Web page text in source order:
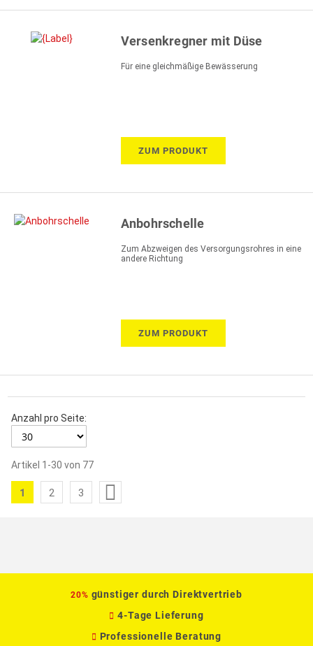
Versenkregner mit Düse
Für eine gleichmäßige Bewässerung
ZUM PRODUKT
Anbohrschelle
Zum Abzweigen des Versorgungsrohres in eine
andere Richtung
ZUM PRODUKT
Anzahl pro Seite:
Artikel 1 -30 von 77
Sie
1 Seite
2 Seite
3
20% günstiger durch Direktvertrieb
4-Tage Lieferung
Professionelle Beratung